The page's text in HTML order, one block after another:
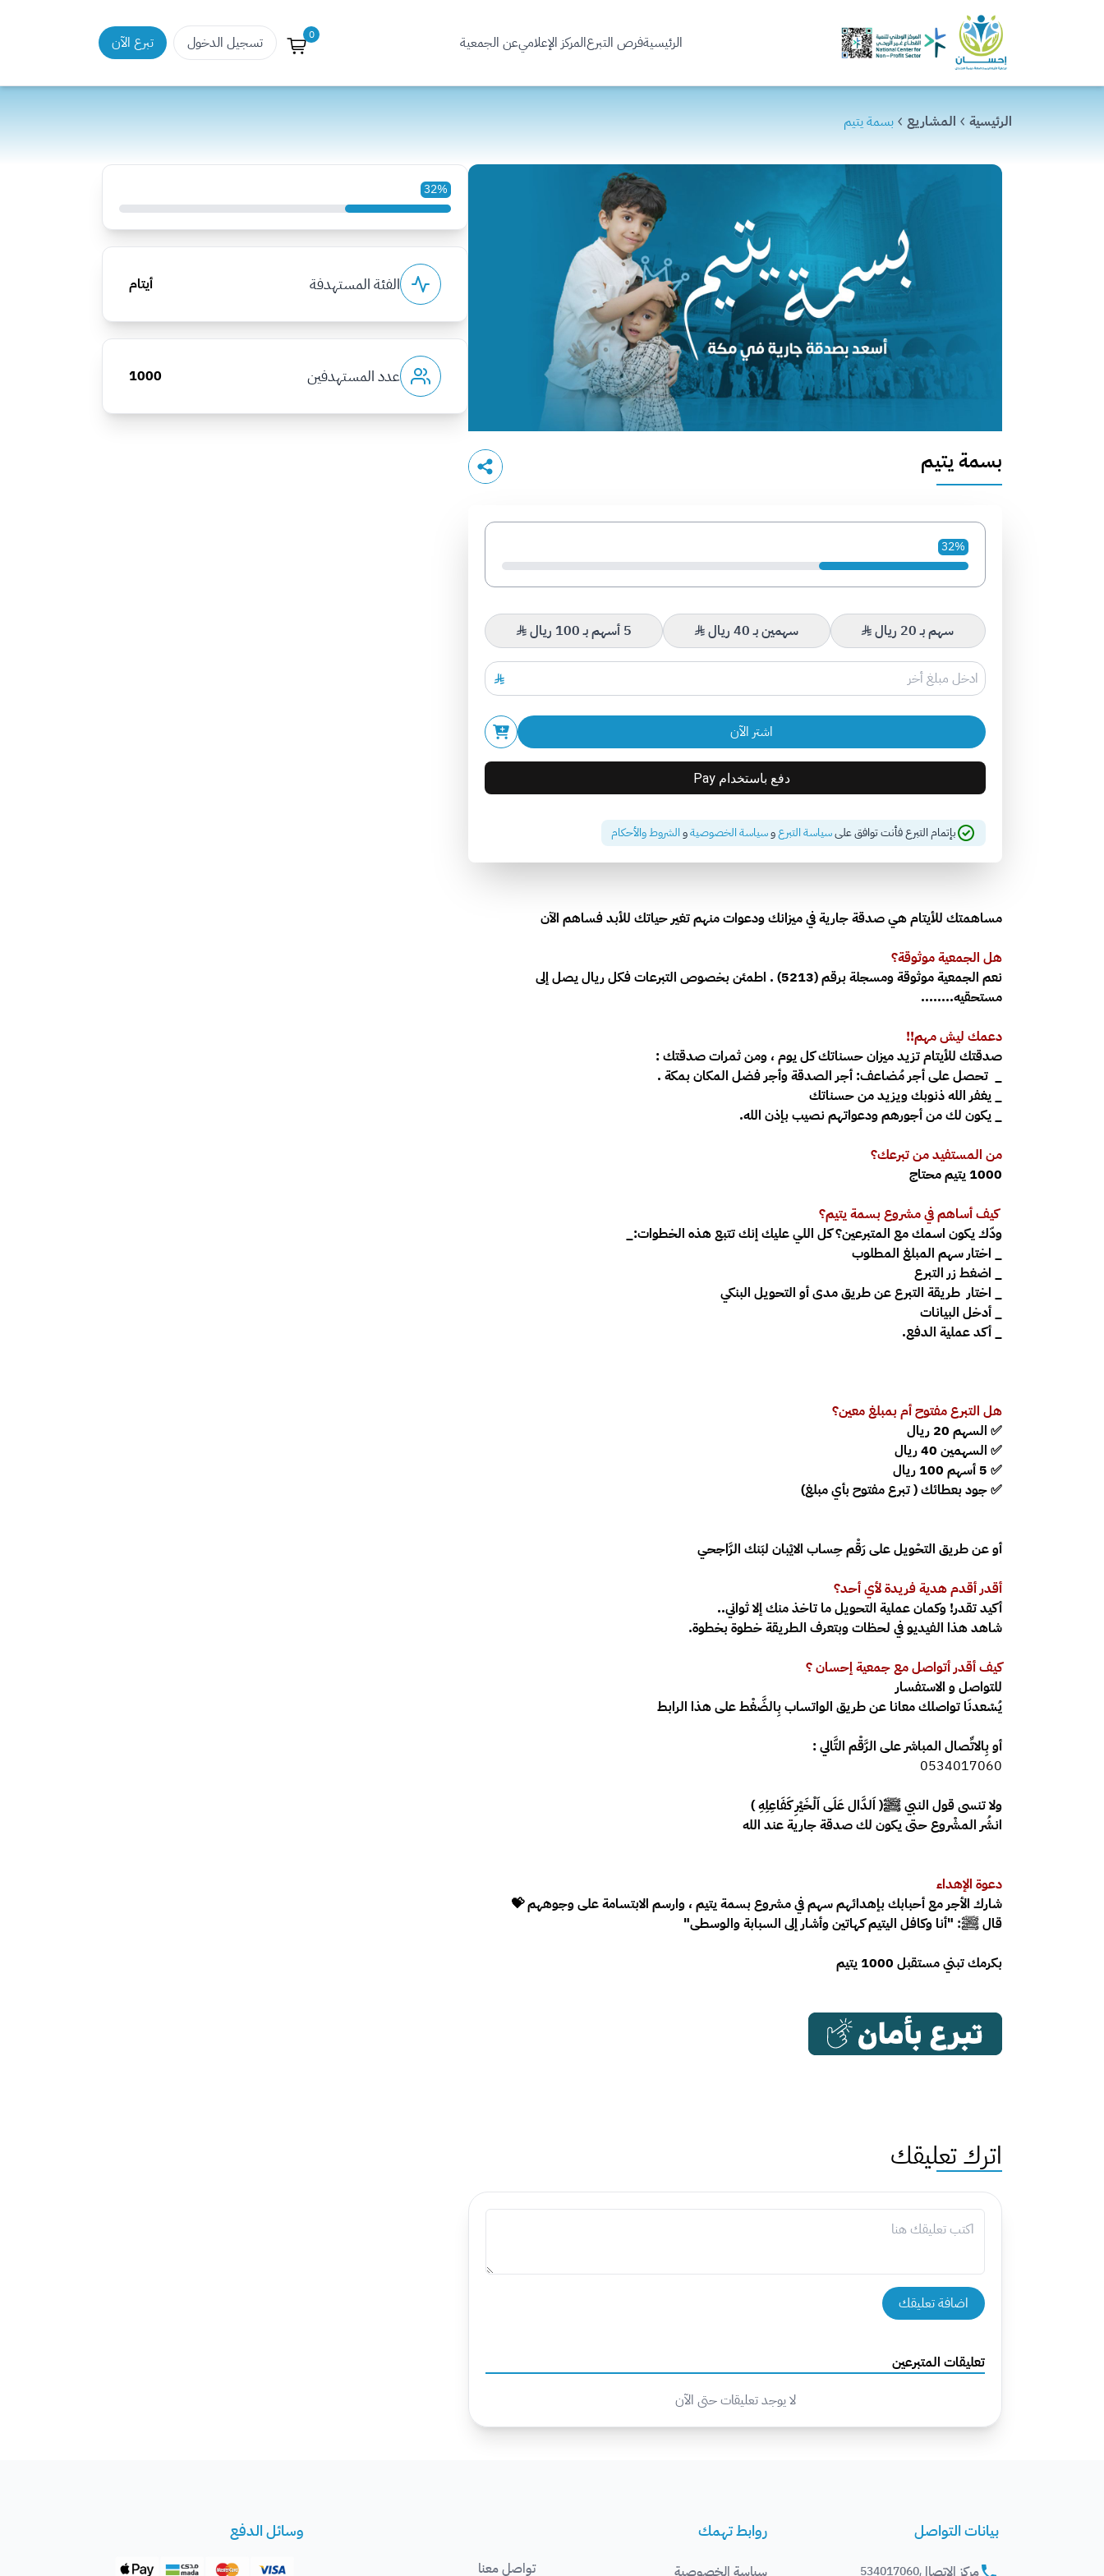
الرئيسيةفرص التبرعالمركز الإعلاميعن الجمعية 0 تسجيل الدخول تبرع الآن
الرئيسية المشاريع بسمة يتيم
بسمة يتيم
32%
سهم بـ 20 ريال سهمين بـ 40 ريال 5 أسهم بـ 100 ريال
اشتر الآن
بإتمام التبرع فأنت توافق علىسياسة التبرعوسياسة الخصوصيةوالشروط والأحكام
مساهمتك للأيتام هي صدقة جارية في ميزانك ودعوات منهم تغير حياتك للأبد فساهم الآن
هل الجمعية موثوقة؟
نعم الجمعية موثوقة ومسجلة برقم (5213) . اطمئن بخصوص التبرعات فكل ريال يصل إلى
مستحقيه........
دعمك ليش مهم!!
صدقتك للأيتام تزيد ميزان حسناتك كل يوم ، ومن ثمرات صدقتك :
_ تحصل على أجر مُضاعف: أجر الصدقة وأجر فضل المكان بمكة .
_ يغفر الله ذنوبك ويزيد من حسناتك
_ يكون لك من أجورهم ودعواتهم نصيب بإذن الله.
من المستفيد من تبرعك؟
1000 يتيم محتاج
كيف أساهم في مشروعبسمة يتيم؟
ودّك يكون اسمك مع المتبرعين؟ كل اللي عليك إنك تتبع هذه الخطوات:_
_ اختار سهم المبلغ المطلوب
_ اضغط زر التبرع
_ اختار طريقة التبرع عن طريق مدى أو التحويل البنكي
_ أدخل البيانات
_ أكد عملية الدفع.
هل التبرع مفتوح أم بمبلغ معين؟
✅ السهم 20 ريال
✅ السهمين 40 ريال
✅ 5 أسهم 100 ريال
✅جود بعطائك ( تبرع مفتوح بأي مبلغ)
أو عن طريق التحْويل على رَقْم حِساب الايْبان لبَنك الرَّاجحي
أقدر أقدم هدية فريدة لأي أحد؟
أكيد تقدر! وكمان عملية التحويل ما تاخذ منك إلا ثواني..
شاهد هذا الفيديو في لحظات وبتعرف الطريقة خطوة بخطوة.
كيف أقدر أتواصل مع جمعية إحسان ؟
للتواصل و الاستفسار
يُسْعدنَا تواصلك معانا عن طريق الواتساب بِالضَّغْط على هذا الرابط
أو بِالاتِّصال المباشر على الرَّقْم التَّالي :
0534017060‬
ولا تنسى قول النبي ﷺ( اَلدَّال عَلَى اَلْخَيْرِ كَفَاعِلِهِ )
انشُر المشْروع حتىيكون لك صدقة جارية عند الله
دعوة الإهداء
شارك الأجر مع أحبابك بإهدائهم سهم في مشروع بسمة يتيم ، وارسم الابتسامة على وجوههم 💝
قالﷺ: "أنا وكافل اليتيم كهاتين وأشار إلى السبابة والوسطى"
بكرمك تبني مستقبل 1000 يتيم
اترك تعليقك
اضافة تعليقك
تعليقات المتبرعين
لا يوجد تعليقات حتى الآن
32%
الفئة المستهدفة أيتام
عدد المستهدفين 1000
بيانات التواصل
مركز الاتصال534017060
روابط تهمك
سياسة الخصوصية تواصل معنا
وسائل الدفع